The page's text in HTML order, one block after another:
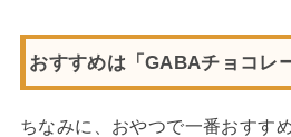
おすすめは「GABAチョコレ
ちなみに、おやつで一番おすす